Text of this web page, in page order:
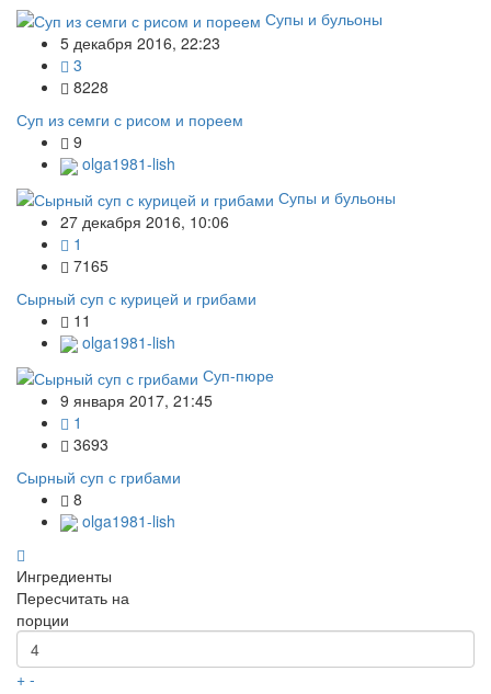
Супы и бульоны
5 декабря 2016, 22:23
3
8228
Суп из семги с рисом и пореем
9
olga1981-lish
Супы и бульоны
27 декабря 2016, 10:06
1
7165
Сырный суп с курицей и грибами
11
olga1981-lish
Суп-пюре
9 января 2017, 21:45
1
3693
Сырный суп с грибами
8
olga1981-lish
Ингредиенты
Пересчитать на
порции
+ -